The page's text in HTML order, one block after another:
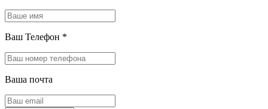
Ваш Телефон *
Ваша почта